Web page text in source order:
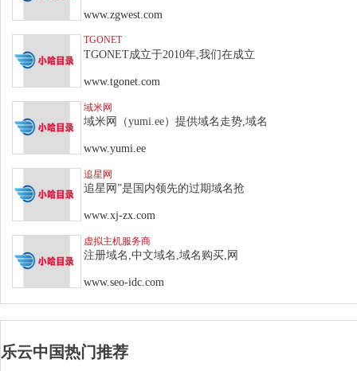
www.zgwest.com
TGONET
TGONET成立于2010年,我们在成立
www.tgonet.com
域米网
域米网（yumi.ee）提供域名走势,域名
www.yumi.ee
追星网
追星网”是国内领先的过期域名抢
www.xj-zx.com
虚拟主机服务商
注册域名,中文域名,域名购买,网
www.seo-idc.com
乐云中国热门推荐